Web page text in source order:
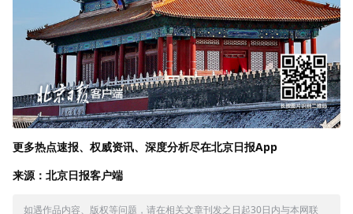
更多热点速报、权威资讯、深度分析尽在北京日报App
来源：北京日报客户端
如遇作品内容、版权等问题，请在相关文章刊发之日起30日内与本网联